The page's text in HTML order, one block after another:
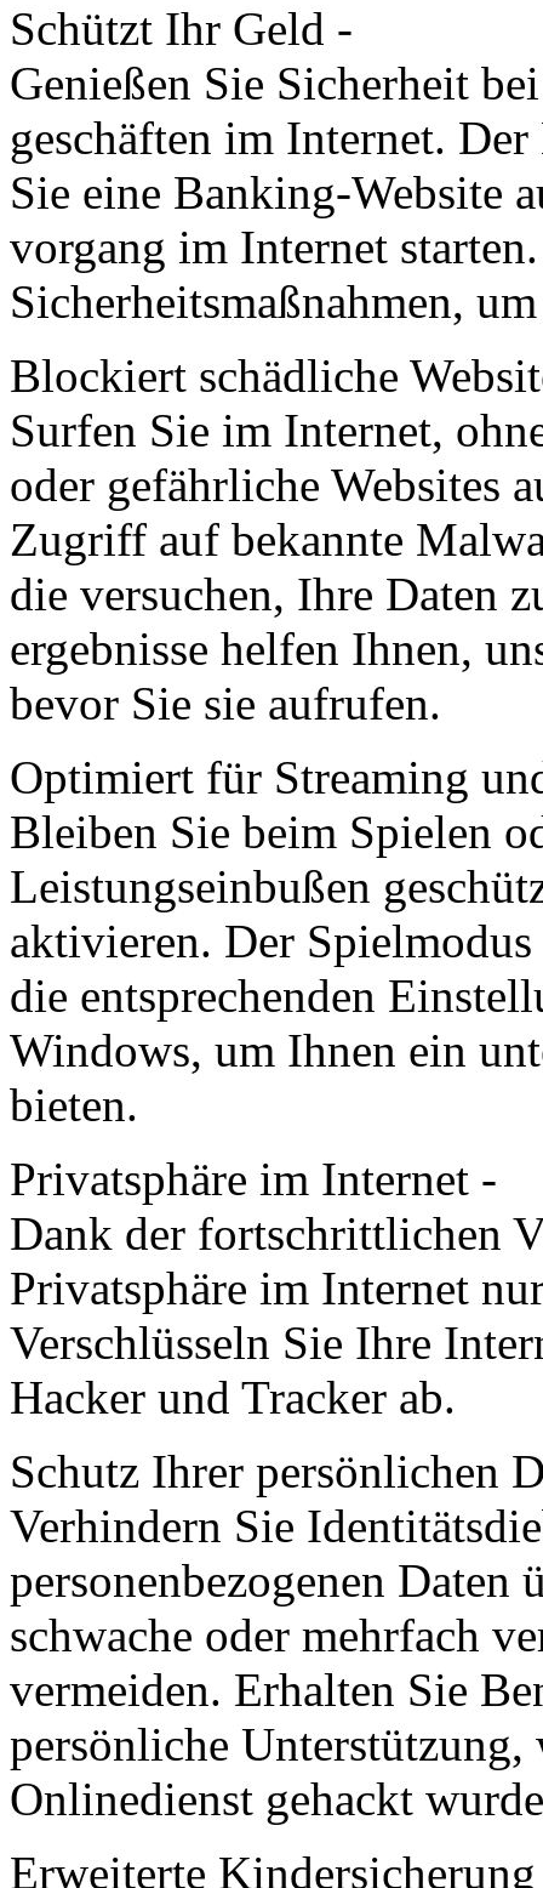
Schützt Ihr Geld -
Genießen Sie Sicherheit
geschäften im Internet.
Sie eine Banking-Web­site
vorgang im Internet
Sicherheits­maßnahmen,
Blockiert schädliche
Surfen Sie im Internet,
oder gefährliche Web­sites
Zugriff auf bekannte
die versuchen, Ihre Daten
ergebnisse helfen Ihnen,
bevor Sie sie aufrufen.
Optimiert für Streaming
Bleiben Sie beim Spielen
Leistungs­einbußen
aktivieren. Der
die entsprechenden
Windows, um Ihnen ein
bieten.
Privatsphäre im Internet -
Dank der fortschrittlichen
Privatsphäre im Internet
Verschlüsseln Sie Ihre
Hacker und Tracker ab.
Schutz Ihrer persönlichen
Verhindern Sie
personenbezogenen
schwache oder mehrfach
vermeiden. Erhalten Sie
persönliche
Onlinedienst gehackt
Erweiterte